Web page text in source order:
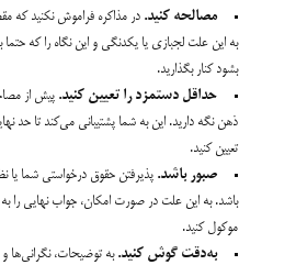
مصالحه کنید. در مذاکره فراموش نکنید که
به این علت لجبازی یا یکدنگی و این نگاه را که
بشود کنار بگذارید.
حداقل دستمزد را تعیین کنید. پیش از
ذهن نگه دارید. این به شما پشتیبانی می‌‌کند تا حد
تعیین کنید.
صبور باشد. پذیرفتن حقوق درخواستی شما یا
باشد. به این علت در صورت امکان، جواب نهایی را
موکول کنید.
به‌دقت گوش کنید. به توضیحات، نگرانی‌ها